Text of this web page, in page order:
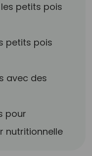
petits pois
petits pois
avec des
pour
nutritionnelle